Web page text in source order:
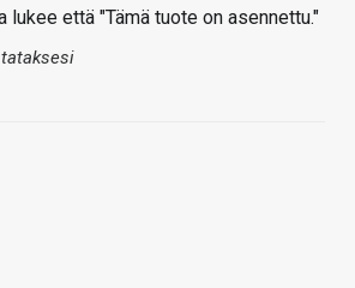
että "Tämä tuote on asennettu."